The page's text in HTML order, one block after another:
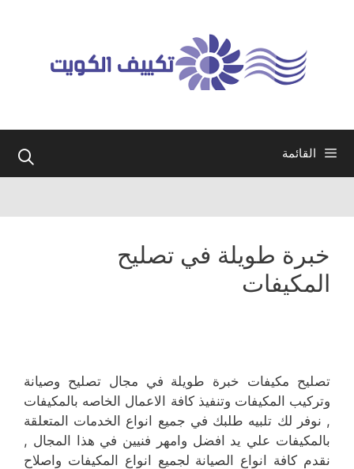
القائمة
خبرة طويلة في تصليح
المكيفات
تصليح مكيفات خبرة طويلة في مجال تصليح وصيانة
وتركيب المكيفات وتنفيذ كافة الاعمال الخاصه بالمكيفات
, نوفر لك تلبيه طلبك في جميع انواع الخدمات المتعلقة
بالمكيفات علي يد افضل وامهر فنيين في هذا المجال ,
نقدم كافة انواع الصيانة لجميع انواع المكيفات واصلاح